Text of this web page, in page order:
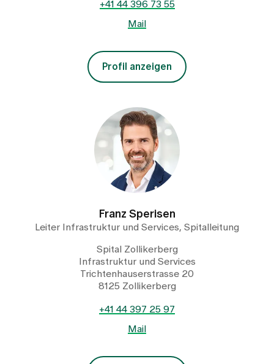
+41 44 396 73 55
Mail
Profil anzeigen
Franz Sperisen
Leiter Infrastruktur und Services, Spitalleitung
Spital Zollikerberg
Infrastruktur und Services
Trichtenhauserstrasse 20
8125 Zollikerberg
+41 44 397 25 97
Mail